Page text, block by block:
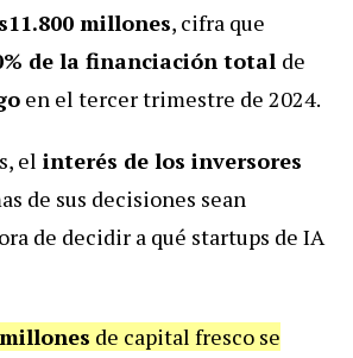
millones, cifra que
de la financiación total de
en el tercer trimestre de 2024.
el interés de los inversores
de sus decisiones sean
de decidir a qué startups de IA
de capital fresco se